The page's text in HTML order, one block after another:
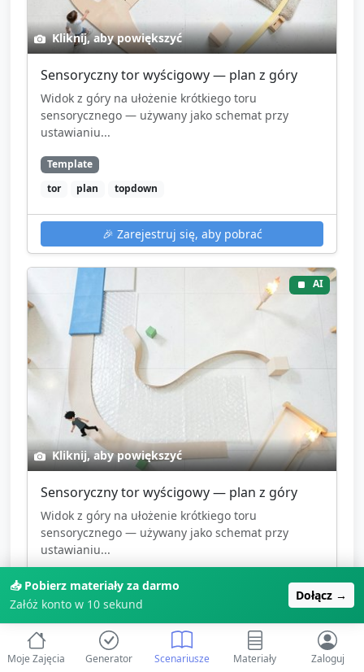
Kliknij, aby powiększyć
Sensoryczny tor wyścigowy — plan z góry
Widok z góry na ułożenie krótkiego toru
sensorycznego — używany jako schemat przy
ustawianiu...
Template
tor
plan topdown
🎉 Zarejestruj się, aby pobrać
AI
Kliknij, aby powiększyć
Sensoryczny tor wyścigowy — plan z góry
Widok z góry na ułożenie krótkiego toru
sensorycznego — używany jako schemat przy
ustawianiu...
Template
tor
plan topdown
🎉Zarejestruj się, aby pobrać
📥 Pobierz materiały za darmo
Załóż konto w 10 sekund
Dołącz →
Moje Zajęcia Generator Scenariusze Materiały Zaloguj